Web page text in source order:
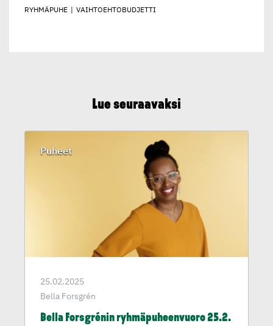
RYHMÄPUHE | VAIHTOEHTOBUDJETTI
Lue seuraavaksi
25.02.2025
Bella Forsgrén
Bella Forsgrénin ryhmäpu­heen­vuoro 25.2.
Puheet